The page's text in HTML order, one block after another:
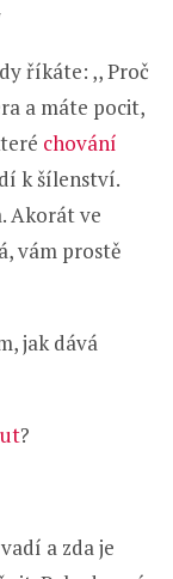
říkáte: ,, Proč
a máte pocit,
chování
k šílenství.
Akorát ve
vám prostě
jak dává
?
a zda je